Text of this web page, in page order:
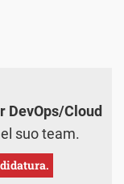
DevOps/Cloud
suo team.